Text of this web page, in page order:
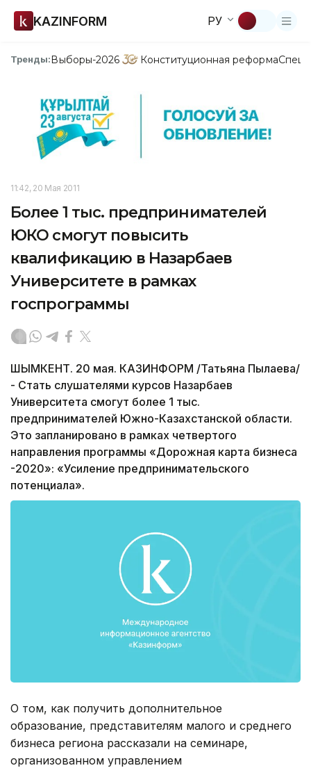
KAZINFORM РУ
Тренды:Выборы-2026 Конституционная реформа
11:42, 20 Мая 2011
Более 1 тыс. предпринимателей
ЮКО смогут повысить
квалификацию в Назарбаев
Университете в рамках
госпрограммы
ШЫМКЕНТ. 20 мая. КАЗИНФОРМ /Татьяна Пылаева/
- Стать слушателями курсов Назарбаев
Университета смогут более 1 тыс.
предпринимателей Южно-Казахстанской области.
Это запланировано в рамках четвертого
направления программы «Дорожная карта бизнеса
-2020»: «Усиление предпринимательского
потенциала».
О том, как получить дополнительное
образование, представителям малого и среднего
бизнеса региона рассказали на семинаре,
организованном управлением